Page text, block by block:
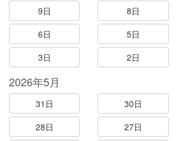
9日
8日
6日
5日
3日
2日
2026年5月
31日 30日
28日
27日